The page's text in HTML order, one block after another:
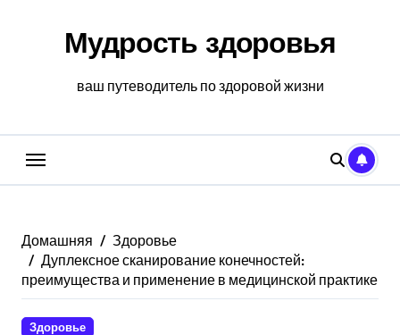
содержаниюМудрость здоровья
ваш путеводитель по здоровой жизни
Домашняя
Здоровье
Дуплексное сканирование конечностей:
преимущества и применение в медицинской практике
Здоровье